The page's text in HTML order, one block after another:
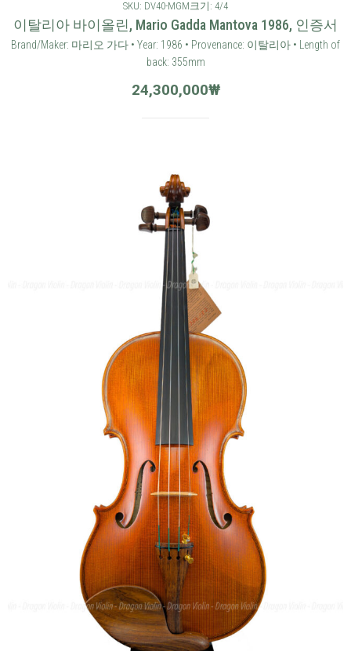
SKU: DV40-MGM크기: 4/4
이탈리아 바이올린, Mario Gadda Mantova 1986, 인증서
Brand/Maker: 마리오 가다 • Year: 1986 • Provenance: 이탈리아 • Length of
back: 355mm
24,300,000₩